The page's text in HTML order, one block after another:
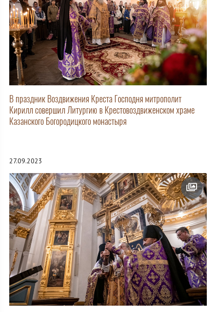
В праздник Воздвижения Креста Господня митрополит
Кирилл совершил Литургию в Крестовоздвиженском храме
Казанского Богородицкого монастыря
27.09.2023